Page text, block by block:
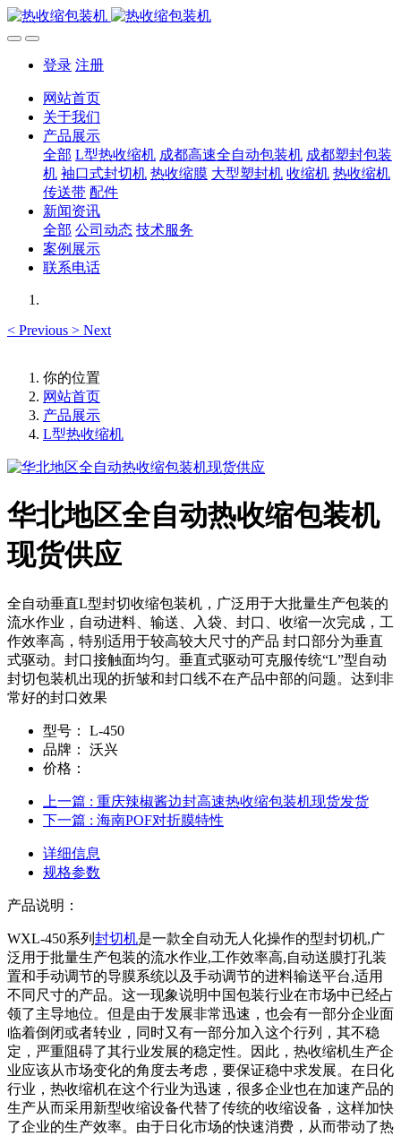
登录 注册
网站首页
关于我们
产品展示
全部 L型热收缩机 成都高速全自动包装机 成都塑封包装
机 袖口式封切机 热收缩膜 大型塑封机 收缩机 热收缩机
传送带 配件
新闻资讯
全部 公司动态 技术服务
案例展示
联系电话
< Previous > Next
你的位置
网站首页
产品展示
L型热收缩机
华北地区全自动热收缩包装机
现货供应
全自动垂直L型封切收缩包装机，广泛用于大批量生产包装的
流水作业，自动进料、输送、入袋、封口、收缩一次完成，工
作效率高，特别适用于较高较大尺寸的产品 封口部分为垂直
式驱动。封口接触面均匀。垂直式驱动可克服传统“L”型自动
封切包装机出现的折皱和封口线不在产品中部的问题。达到非
常好的封口效果
型号：
L-450
品牌：
沃兴
价格：
上一篇 : 重庆辣椒酱边封高速热收缩包装机现货发货
下一篇 : 海南POF对折膜特性
详细信息
规格参数
产品说明：
WXL-450系列 封切机是一款全自动无人化操作的型封切机,广
泛用于批量生产包装的流水作业,工作效率高,自动送膜打孔装
置和手动调节的导膜系统以及手动调节的进料输送平台,适用
不同尺寸的产品。这一现象说明中国包装行业在市场中已经占
领了主导地位。但是由于发展非常迅速，也会有一部分企业面
临着倒闭或者转业，同时又有一部分加入这个行列，其不稳
定，严重阻碍了其行业发展的稳定性。因此，热收缩机生产企
业应该从市场变化的角度去考虑，要保证稳中求发展。在日化
行业，热收缩机在这个行业为迅速，很多企业也在加速产品的
生产从而采用新型收缩设备代替了传统的收缩设备，这样加快
了企业的生产效率。由于日化市场的快速消费，从而带动了热